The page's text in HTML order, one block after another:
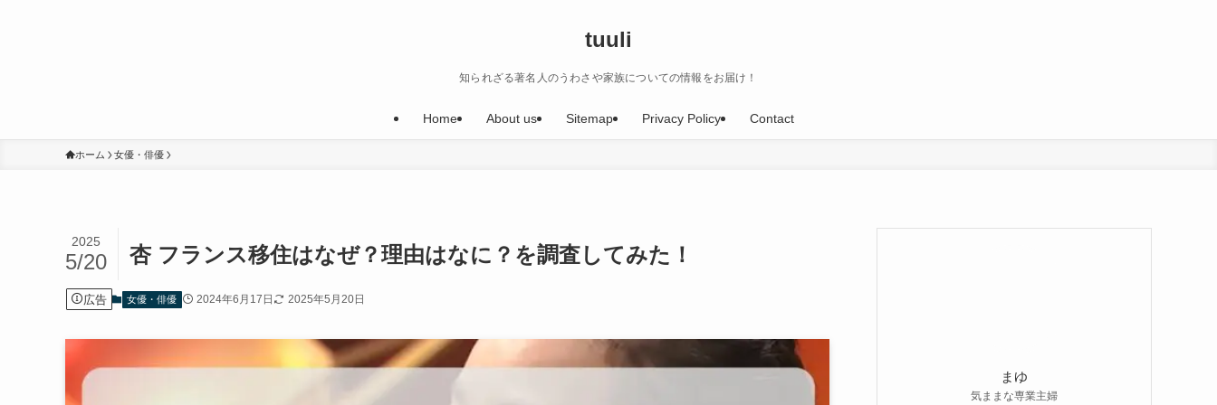
tuuli
知られざる著名人のうわさや家族についての情報をお届け！
Home About us Sitemap Privacy Policy Contact
ホーム 女優・俳優
杏 フランス移住はなぜ？理由はなに？を調査してみた！
2025
5/20
広告 女優・俳優 2024年6月17日 2025年5月20日
まゆ
気ままな専業主婦